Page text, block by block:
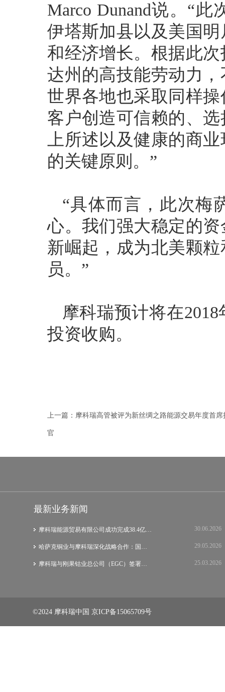
Marco Dunand说。“
伊塔斯加县以及美国
和经济增长。根据此
达州的高技能劳动力
世界各地也采取同样
客户创造可信赖的、
上所述以及健康的商
的关键原则。”
“具体而言，此次梅
心。我们强大稳定的
新崛起，成为北美颗
员。”
摩科瑞预计将在
投资收购。
上一篇： 摩科瑞高管被评为新丝绸之路能源交易年度首席
官
最新业务新闻
摩科瑞能源贸易有限公司成功完成38.4亿美元… 30.06.2026
哈萨克铜业与摩科瑞深化战略合作：国际集团… 29.05.2026
摩科瑞与刚果钴业总公司（EGC）签署战略谅… 25.03.2026
©2024 摩科瑞中国 京ICP备15065709号